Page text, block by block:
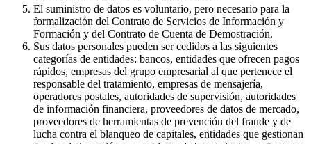
El suministro de datos es voluntario, pero necesario para la
formalización del Contrato de Servicios de Información y
Formación y del Contrato de Cuenta de Demostración.
Sus datos personales pueden ser cedidos a las siguientes
categorías de entidades: bancos, entidades que ofrecen pagos
rápidos, empresas del grupo empresarial al que pertenece el
responsable del tratamiento, empresas de mensajería,
operadores postales, autoridades de supervisión, autoridades
de información financiera, proveedores de datos de mercado,
proveedores de herramientas de prevención del fraude y de
lucha contra el blanqueo de capitales, entidades que gestionan